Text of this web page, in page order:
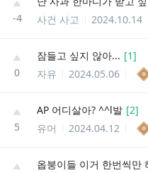
-4
사건 사고
2024.10.14
0
잠들고 싶지 않아... [1]
자유
2024.05.06
5
AP 어디살아? ^^l발 [2]
유머
2024.04.12
옵붕이들 이거 한번씩만